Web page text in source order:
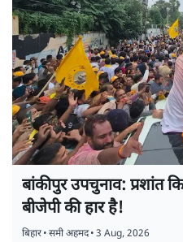
बांकीपुर उपचुनाव: प्रशांत
बीजेपी की हार है!
बिहार•समी अहमद•3 Aug, 2026